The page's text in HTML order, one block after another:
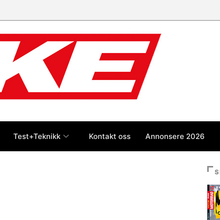
Test+Teknikk Kontakt oss Annonsere 2026